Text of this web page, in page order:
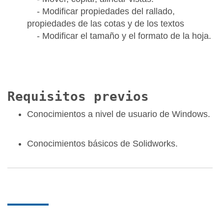
- Modificar propiedades del rallado,
propiedades de las cotas y de los textos
- Modificar el tamaño y el formato de la hoja.
Requisitos previos
Conocimientos a nivel de usuario de Windows.
Conocimientos básicos de Solidworks.